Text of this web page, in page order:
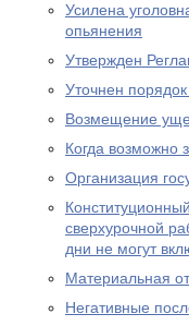
Усилена
опьянения
Утвержден
Уточнен
Возмещение
Когда возможно
Организация
сверхурочной
дни не могут
Материальная
Негативные